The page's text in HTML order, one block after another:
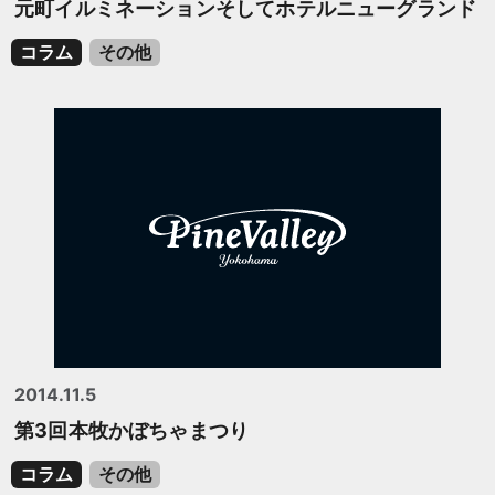
元町イルミネーションそしてホテルニューグランド
コラム その他
2014.11.5
第3回本牧かぼちゃまつり
コラム その他